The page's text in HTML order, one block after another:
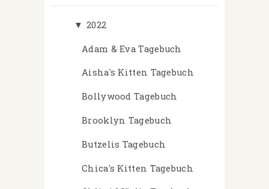
▼ 2022
Adam & Eva Tagebuch
Aisha's Kitten Tagebuch
Bollywood Tagebuch
Brooklyn Tagebuch
Butzelis Tagebuch
Chica's Kitten Tagebuch